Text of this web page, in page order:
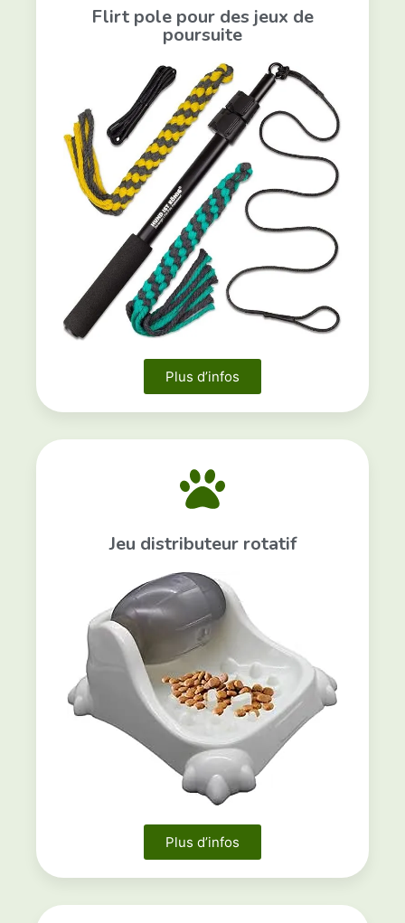
Flirt pole pour des jeux de
poursuite
Plus d’infos
Jeu distributeur rotatif
Plus d’infos